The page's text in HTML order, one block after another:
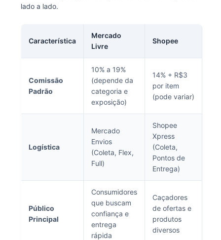
lado a lado.
Característica
Mercado
Livre
Shopee
Comissão
Padrão
10% a 19%
(depende da
categoria e
exposição)
14% + R$3
por item
(pode variar)
Logística
Mercado
Envios
(Coleta, Flex,
Full)
Shopee
Xpress
(Coleta,
Pontos de
Entrega)
Público
Principal
Consumidores
que buscam
confiança e
entrega
rápida
Caçadores
de ofertas e
produtos
diversos